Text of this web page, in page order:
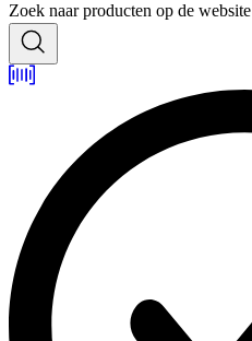
Zoek naar producten op de website